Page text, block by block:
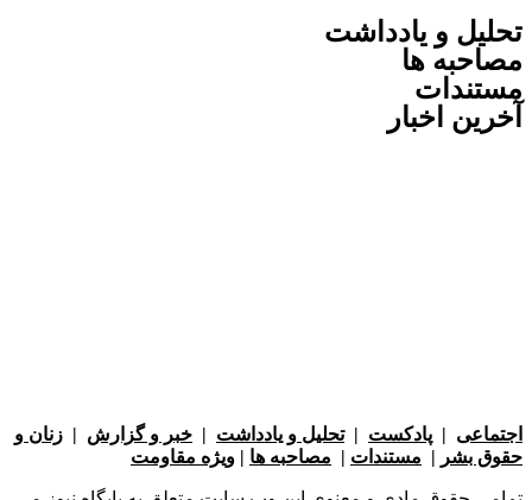
و یادداشت
ها
اخبار
|پادکست|تحلیل و یادداشت|خبر و گزارش| زنان و
بشر| مستندات|مصاحبه ها|ویژه مقاومت